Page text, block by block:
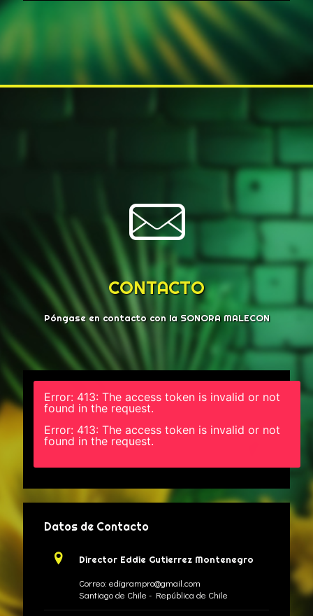
CONTACTO
Póngase en contacto con la SONORA MALECON
Error: 413: The access token is invalid or not
found in the request.
Error: 413: The access token is invalid or not
found in the request.
Datos de Contacto
Director Eddie Gutierrez Montenegro
Correo: edigrampro@gmail.com
Santiago de Chile - República de Chile